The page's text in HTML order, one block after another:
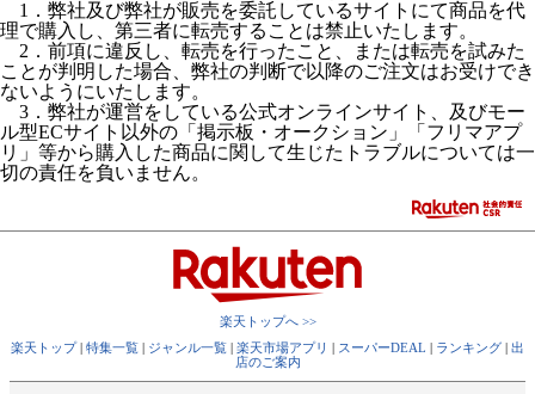
1．弊社及び弊社が販売を委託しているサイトにて商品を代
理で購入し、第三者に転売することは禁止いたします。
2．前項に違反し、転売を行ったこと、または転売を試みた
ことが判明した場合、弊社の判断で以降のご注文はお受けでき
ないようにいたします。
3．弊社が運営をしている公式オンラインサイト、及びモー
ル型ECサイト以外の「掲示板・オークション」「フリマアプ
リ」等から購入した商品に関して生じたトラブルについては一
切の責任を負いません。
楽天トップへ >>
楽天トップ| 特集一覧 | ジャンル一覧 | 楽天市場アプリ | スーパーDEAL | ランキング | 出
店のご案内